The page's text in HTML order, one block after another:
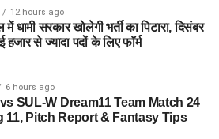
12 hours ago
में धामी सरकार खोलेगी भर्ती का पिटारा, दिसंबर
हजार से ज्यादा पदों के लिए फॉर्म
6 hours ago
SUL-W Dream11 Team Match 24
11, Pitch Report & Fantasy Tips